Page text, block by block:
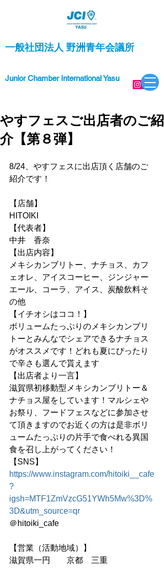
一般社団法人 野洲青年会議所
Junior Chamber International Yasu
やすフェスご出店者のご紹
介【第８弾】
8/24、やすフェスに出店頂く店舗のご
紹介です！
【店舗】
HITOIKI
【代表者】
中井　香奈
【出店内容】
メキシカンブリトー、ナチョス、カフ
ェオレ、アイスコーヒー、ジンジャー
エール、コーラ、アイス、炭酸飲料そ
の他
【イチオシはココ！】
ボリュームたっぷりのメキシカンブリ
トーとみんなでシェアできるナチョス
がオススメです！どれも夏にぴったり
で辛さも選んで貰えます
【出店者より一言】
滋賀県初移動型メキシカンブリトー＆
ナチョス屋をしています！マルシェや
お祭り、フードフェスなどに参加させ
て頂きますのでお近くの方は是非ボリ
ュームたっぷりの片手で食べれる異国
食を召し上がってください！
【SNS】
https://www.instagram.com/hitoiki__cafe
?
igsh=MTF1ZmVzcG51YWh5Mw%3D%
3D&utm_source=qr
＠hitoiki_cafe
【営業（活動地域）】
滋賀県一円　　京都　三重